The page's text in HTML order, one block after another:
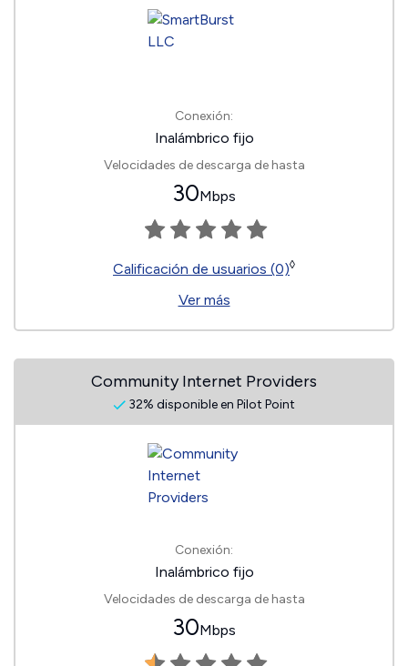
Conexión:
Inalámbrico fijo
Velocidades de descarga de hasta
30Mbps
Calificación de usuarios (0)◊
Ver más
Community Internet Providers
32% disponible en Pilot Point
Conexión:
Inalámbrico fijo
Velocidades de descarga de hasta
30Mbps